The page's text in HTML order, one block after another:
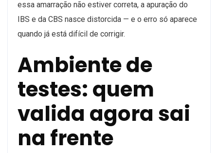
essa amarração não estiver correta, a apuração do
IBS e da CBS nasce distorcida — e o erro só aparece
quando já está difícil de corrigir.
Ambiente de
testes: quem
valida agora sai
na frente